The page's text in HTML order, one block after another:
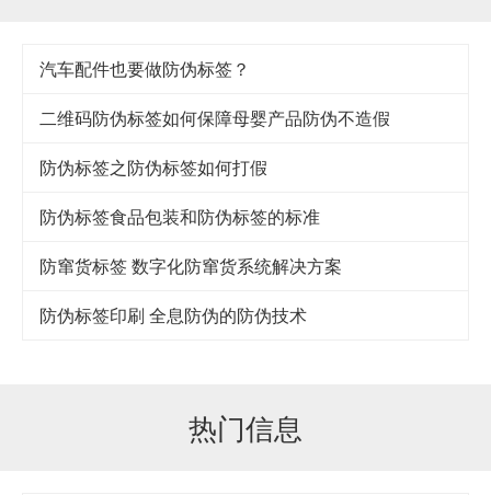
汽车配件也要做防伪标签？
二维码防伪标签如何保障母婴产品防伪不造假
防伪标签之防伪标签如何打假
防伪标签食品包装和防伪标签的标准
防窜货标签 数字化防窜货系统解决方案
防伪标签印刷 全息防伪的防伪技术
热门信息